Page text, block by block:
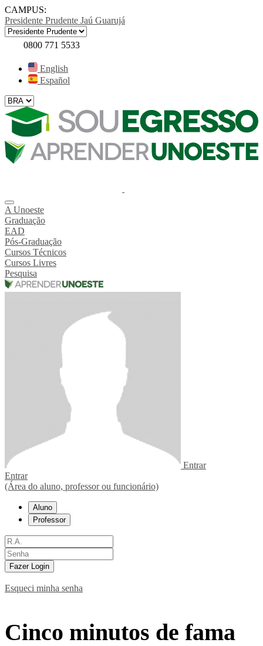
CAMPUS:
Presidente Prudente Jaú Guarujá
0800 771 5533
English
Español
A Unoeste
Graduação
EAD
Pós-Graduação
Cursos Técnicos
Cursos Livres
Pesquisa
Entrar
Entrar
(Área do aluno, professor ou funcionário)
Aluno
Professor
Fazer Login
Esqueci minha senha
Cinco minutos de fama